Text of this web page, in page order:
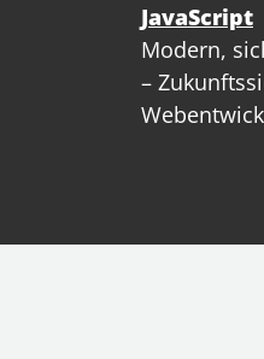
JavaScript
Modern,
–